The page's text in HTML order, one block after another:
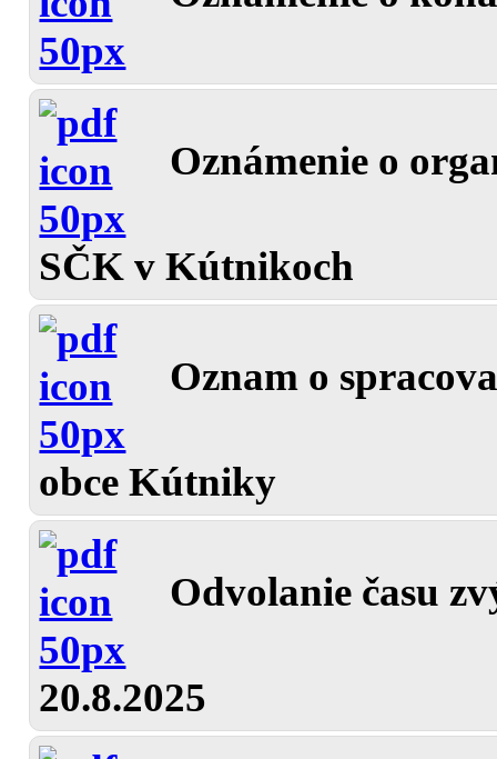
Oznámenie o
SČK v Kútnikoch
Oznam o
obce Kútniky
Odvolanie času
20.8.2025